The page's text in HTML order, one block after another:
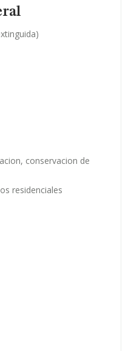
conservacion de
residenciales
complementaria.